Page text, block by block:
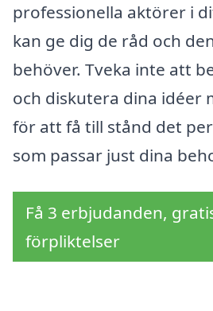
professionella aktörer i
kan ge dig de råd och
behöver. Tveka inte att
och diskutera dina idéer
för att få till stånd det
som passar just dina
Få 3 erbjudanden,
förpliktelser